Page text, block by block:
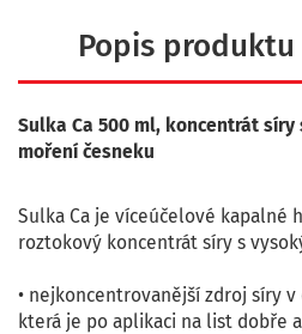
Popis produktu
Sulka Ca 500 ml, koncentrát
moření česneku
Sulka Ca je víceúčelové kapalné
roztokový koncentrát síry s
• nejkoncentrovanější zdroj síry
která je po aplikaci na list dobře